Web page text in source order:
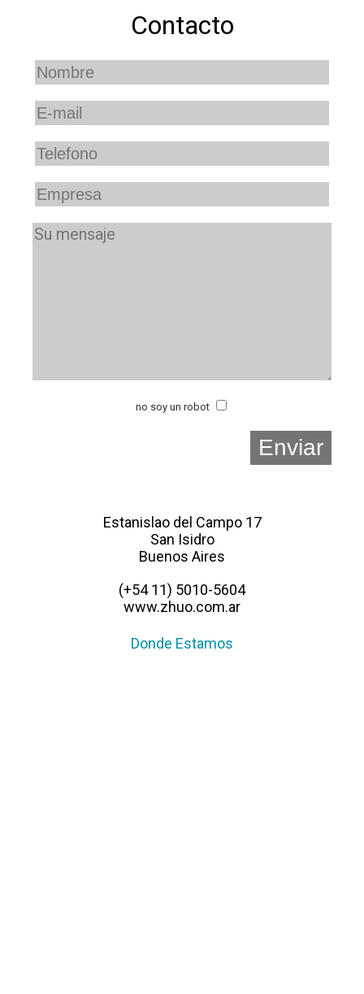
Contacto
no soy un robot
Estanislao del Campo 17
San Isidro
Buenos Aires
(+54 11) 5010-5604
www.zhuo.com.ar
Donde Estamos